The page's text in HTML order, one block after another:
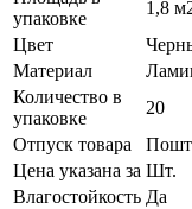
упаковке
1,8
Цвет
Материал
Количество в
упаковке
20
Отпуск товара
Цена указана за Шт.
Влагостойкость Да